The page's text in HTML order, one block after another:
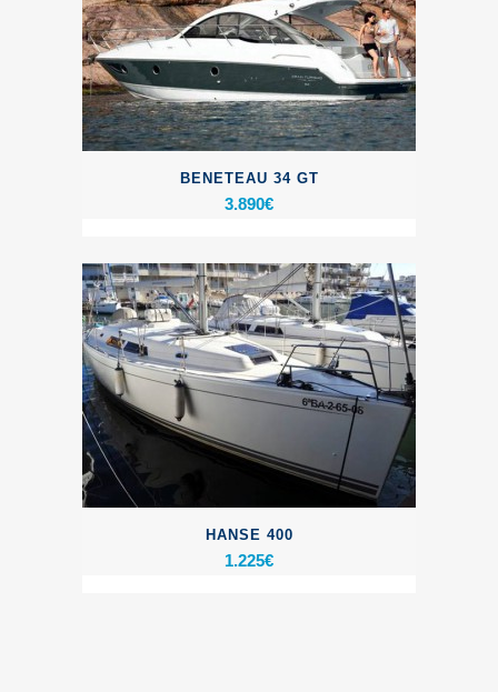
BENETEAU 34 GT
3.890€
HANSE 400
1.225€